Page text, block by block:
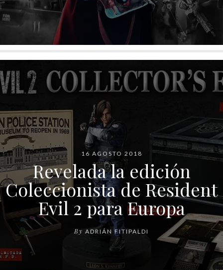
16 AGOSTO 2018
Revelada la edición
Coleccionista de Resident
Evil 2 para Europa
By ADRIÁN FITIPALDI